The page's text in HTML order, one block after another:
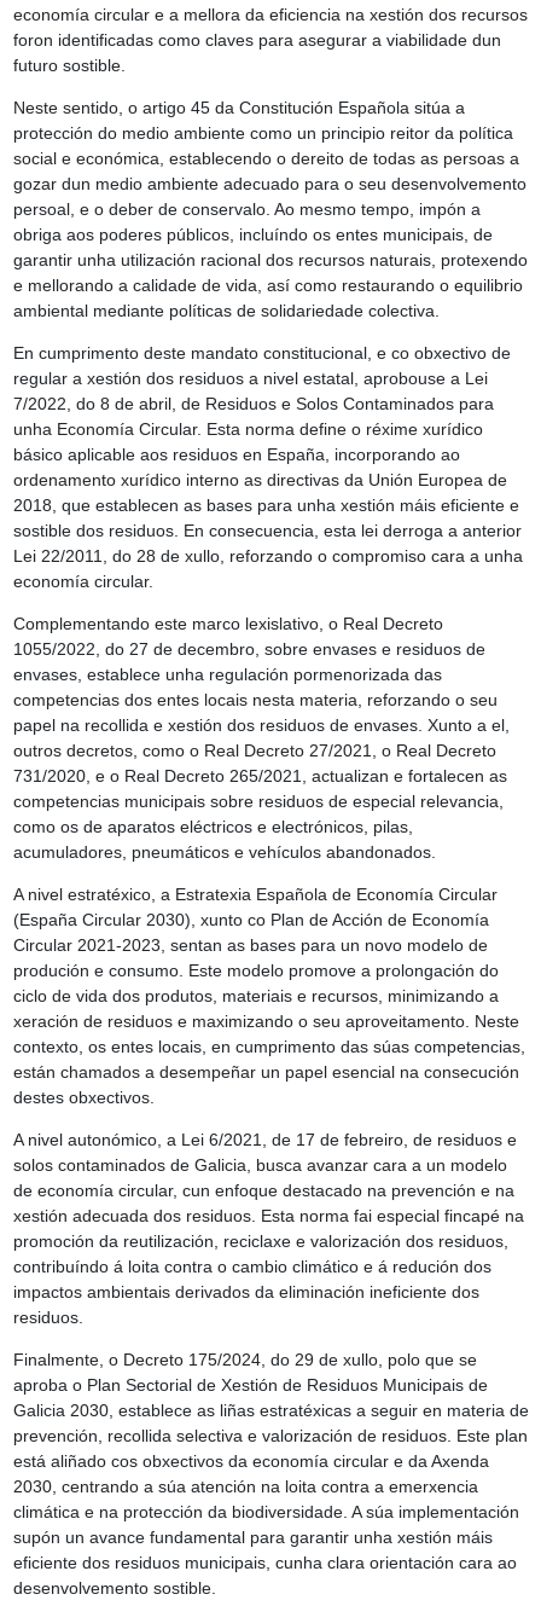
economía circular e a mellora da eficiencia na xestión dos recursos
foron identificadas como claves para asegurar a viabilidade dun
futuro sostible.
Neste sentido, o artigo 45 da Constitución Española sitúa a
protección do medio ambiente como un principio reitor da política
social e económica, establecendo o dereito de todas as persoas a
gozar dun medio ambiente adecuado para o seu desenvolvemento
persoal, e o deber de conservalo. Ao mesmo tempo, impón a
obriga aos poderes públicos, incluíndo os entes municipais, de
garantir unha utilización racional dos recursos naturais, protexendo
e mellorando a calidade de vida, así como restaurando o equilibrio
ambiental mediante políticas de solidariedade colectiva.
En cumprimento deste mandato constitucional, e co obxectivo de
regular a xestión dos residuos a nivel estatal, aprobouse a Lei
7/2022, do 8 de abril, de Residuos e Solos Contaminados para
unha Economía Circular. Esta norma define o réxime xurídico
básico aplicable aos residuos en España, incorporando ao
ordenamento xurídico interno as directivas da Unión Europea de
2018, que establecen as bases para unha xestión máis eficiente e
sostible dos residuos. En consecuencia, esta lei derroga a anterior
Lei 22/2011, do 28 de xullo, reforzando o compromiso cara a unha
economía circular.
Complementando este marco lexislativo, o Real Decreto
1055/2022, do 27 de decembro, sobre envases e residuos de
envases, establece unha regulación pormenorizada das
competencias dos entes locais nesta materia, reforzando o seu
papel na recollida e xestión dos residuos de envases. Xunto a el,
outros decretos, como o Real Decreto 27/2021, o Real Decreto
731/2020, e o Real Decreto 265/2021, actualizan e fortalecen as
competencias municipais sobre residuos de especial relevancia,
como os de aparatos eléctricos e electrónicos, pilas,
acumuladores, pneumáticos e vehículos abandonados.
A nivel estratéxico, a Estratexia Española de Economía Circular
(España Circular 2030), xunto co Plan de Acción de Economía
Circular 2021-2023, sentan as bases para un novo modelo de
produción e consumo. Este modelo promove a prolongación do
ciclo de vida dos produtos, materiais e recursos, minimizando a
xeración de residuos e maximizando o seu aproveitamento. Neste
contexto, os entes locais, en cumprimento das súas competencias,
están chamados a desempeñar un papel esencial na consecución
destes obxectivos.
A nivel autonómico, a Lei 6/2021, de 17 de febreiro, de residuos e
solos contaminados de Galicia, busca avanzar cara a un modelo
de economía circular, cun enfoque destacado na prevención e na
xestión adecuada dos residuos. Esta norma fai especial fincapé na
promoción da reutilización, reciclaxe e valorización dos residuos,
contribuíndo á loita contra o cambio climático e á redución dos
impactos ambientais derivados da eliminación ineficiente dos
residuos.
Finalmente, o Decreto 175/2024, do 29 de xullo, polo que se
aproba o Plan Sectorial de Xestión de Residuos Municipais de
Galicia 2030, establece as liñas estratéxicas a seguir en materia de
prevención, recollida selectiva e valorización de residuos. Este plan
está aliñado cos obxectivos da economía circular e da Axenda
2030, centrando a súa atención na loita contra a emerxencia
climática e na protección da biodiversidade. A súa implementación
supón un avance fundamental para garantir unha xestión máis
eficiente dos residuos municipais, cunha clara orientación cara ao
desenvolvemento sostible.